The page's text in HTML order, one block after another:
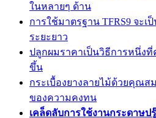
ในหลายๆ ด้าน
การใช้มาตรฐาน TFRS9 จะ
ระยะยาว
ปลูกผมราคาเป็นวิธีการหนึ่ง
ขึ้น
กระเบื้องยางลายไม้ด้วยคุณส
ของความคงทน
เคล็ดลับการใช้งานกระดาษป